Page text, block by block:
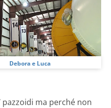
Debora e Luca
pazzoidi ma perché non